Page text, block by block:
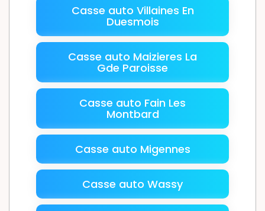
Casse auto Villaines En
Duesmois
Casse auto Maizieres La
Gde Paroisse
Casse auto Fain Les
Montbard
Casse auto Migennes
Casse auto Wassy